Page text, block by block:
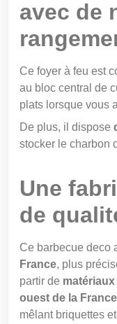
avec de
Ce foyer à feu est
au bloc central de
plats lorsque vous
De plus, il dispose
stocker le charbon
Une
de
Ce barbecue deco
France, plus
partir de matériaux
ouest de la France
mêlant briquettes